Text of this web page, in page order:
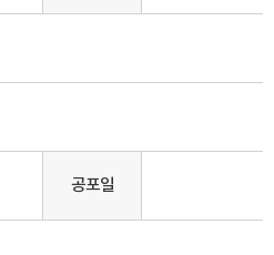
공포일